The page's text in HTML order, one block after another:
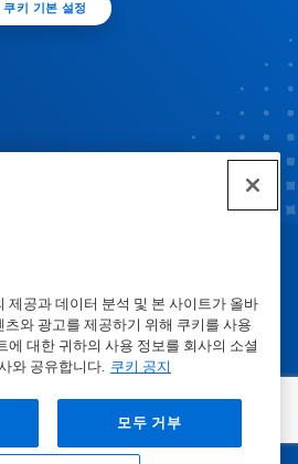
제공과 데이터 분석 및 본 사이트가 올바
와 광고를 제공하기 위해 쿠키를 사용
에 대한 귀하의 사용 정보를 회사의 소셜
와 공유합니다. 쿠키 공지
모두 거부
쿠키 기본 설정
| 개인정보보호방침|이용약관